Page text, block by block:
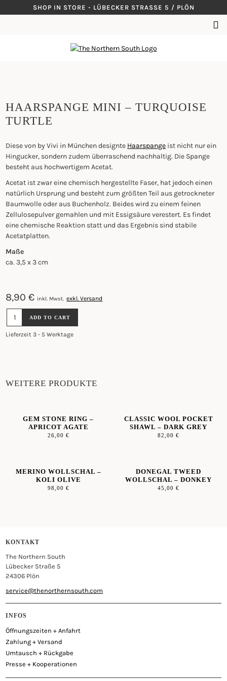
to
SHOP IN STORE - LÜBECKER STRASSE 5 / PLÖN
SUCHEN
HAARSPANGE MINI – TURQUOISE
TURTLE
8,90€ inkl. Mwst. exkl. Versand
Lieferzeit 3 - 5 Werktage
MINI
-
TURQUOISE
ADD TO CART
Diese von by Vivi in München designte Haarspange ist nicht nur ein
Hingucker, sondern zudem überraschend nachhaltig. Die Spange
besteht aus hochwertigem Acetat.
Acetat ist zwar eine chemisch hergestellte Faser, hat jedoch einen
natürlich Ursprung und besteht zum größten Teil aus getrockneter
Baumwolle oder aus Buchenholz. Beides wird zu einem feinen
Zellulosepulver gemahlen und mit Essigsäure verestert. Es findet
eine chemische Reaktion statt und das Ergebnis sind stabile
Acetatplatten.
Maße
ca. 3,5 x 3 cm
WEITERE PRODUKTE
GEM STONE RING –
APRICOT AGATE
26,00 €
CLASSIC WOOL POCKET
SHAWL – DARK GREY
82,00 €
MERINO WOLLSCHAL –
KOLI OLIVE
98,00 €
DONEGAL TWEED
WOLLSCHAL – DONKEY
45,00 €
KONTAKT
The Northern South
Lübecker Straße 5
24306 Plön
service@thenorthernsouth.com
INFOS
Öffnungszeiten + Anfahrt
Zahlung + Versand
Umtausch + Rückgabe
Presse + Kooperationen